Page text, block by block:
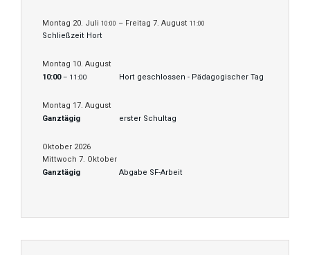
Montag 20. Juli 10:00 – Freitag 7. August 11:00
Schließzeit Hort
Montag 10. August
10:00– 11:00 Hort geschlossen - Pädagogischer Tag
Montag 17. August
Ganztägig
erster Schultag
Oktober 2026
Mittwoch 7. Oktober
Ganztägig
Abgabe SF-Arbeit